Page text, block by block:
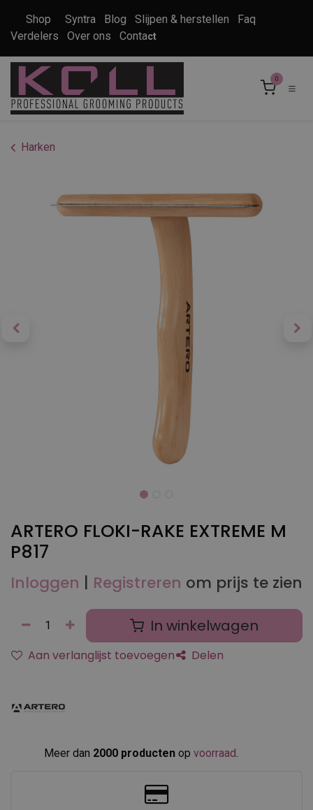
Shop Syntra Blog Slijpen & herstellen
Faq
Verdelers
Over ons Contact
0
Harken
ARTERO FLOKI-RAKE EXTREME M
P817
Inloggen | Registreren om prijs te zien
In winkelwagen
Aan verlanglijst toevoegen Delen
Meer dan 2000 producten op voorraad